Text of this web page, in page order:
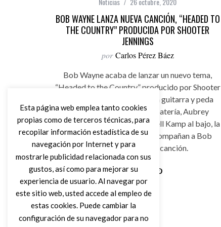
BOB WAYNE LANZA NUEVA CANCIÓN, “HEADED TO
THE COUNTRY” PRODUCIDA POR SHOOTER
JENNINGS
por Carlos Pérez Báez
Bob Wayne acaba de lanzar un nuevo tema,
“Headed to the Country” producido por Shooter
Jennings. John Schreffler a la guitarra y peda
steel, Jamie Douglass a la batería, Aubrey
Richmond al violín y Ted Russell Kamp al bajo, la
propia banda de Shooter acompañan a Bob
Wayne en esta nueva canción.
Leer Más
Esta página web emplea tanto cookies
propias como de terceros técnicas, para
recopilar información estadística de su
navegación por Internet y para
mostrarle publicidad relacionada con sus
gustos, así como para mejorar su
experiencia de usuario. Al navegar por
este sitio web, usted accede al empleo de
estas cookies. Puede cambiar la
configuración de su navegador para no